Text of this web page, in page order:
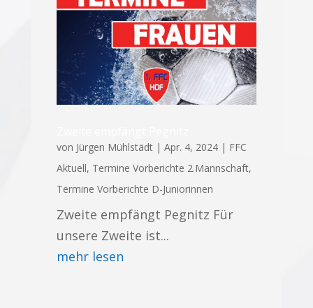
von Jürgen Mühlstädt| Apr. 4, 2024| FFC
Aktuell, Termine Vorberichte 2.Mannschaft,
Termine Vorberichte D-Juniorinnen
Zweite empfängt Pegnitz Für
unsere Zweite ist...
mehr lesen